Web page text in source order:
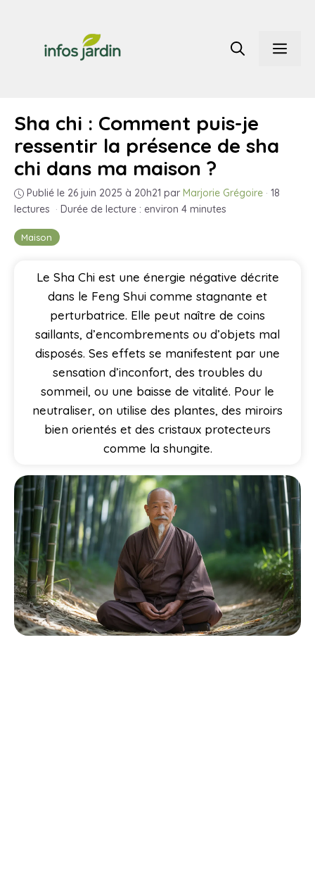
contenu
Maison
Sha chi : Comment puis-je
ressentir la présence de sha
chi dans ma maison ?
Publié le 26 juin 2025 à 20h21 par Marjorie Grégoire · 18
lectures · Durée de lecture : environ 4 minutes
Le Sha Chi est une énergie négative décrite
dans le Feng Shui comme stagnante et
perturbatrice. Elle peut naître de coins
saillants, d’encombrements ou d’objets mal
disposés. Ses effets se manifestent par une
sensation d’inconfort, des troubles du
sommeil, ou une baisse de vitalité. Pour le
neutraliser, on utilise des plantes, des miroirs
bien orientés et des cristaux protecteurs
comme la shungite.